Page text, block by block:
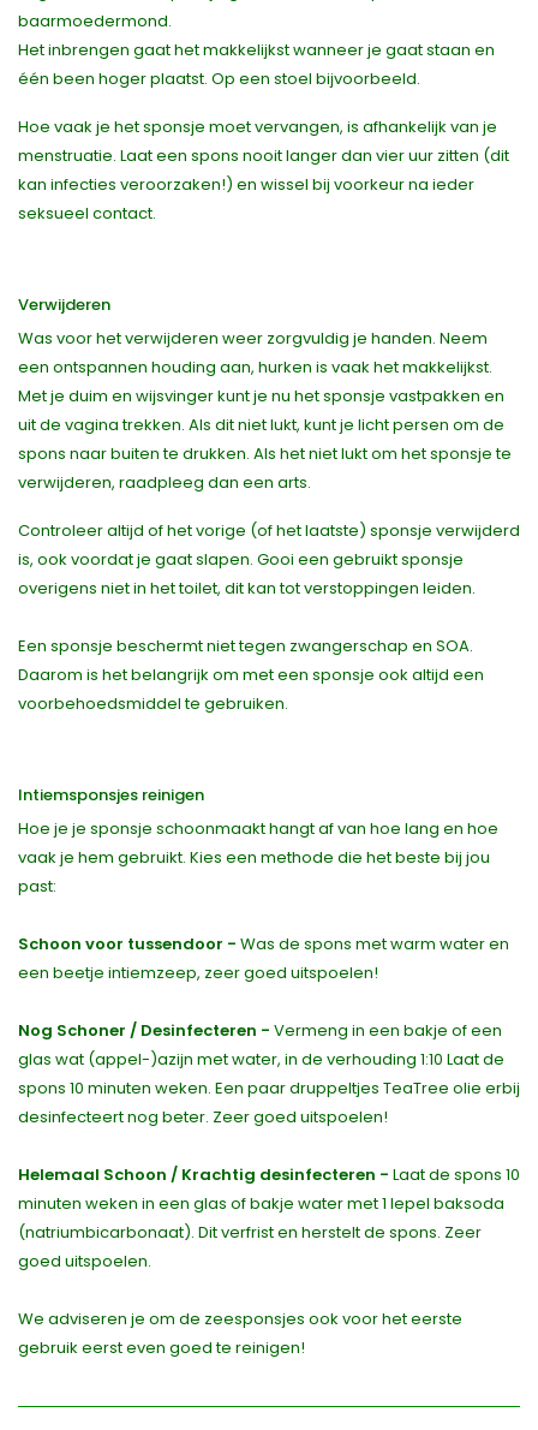
baarmoedermond.
Het inbrengen gaat het makkelijkst wanneer je gaat staan en
één been hoger plaatst. Op een stoel bijvoorbeeld.
Hoe vaak je het sponsje moet vervangen, is afhankelijk van je
menstruatie. Laat een spons nooit langer dan vier uur zitten (dit
kan infecties veroorzaken!) en wissel bij voorkeur na ieder
seksueel contact.
Verwijderen
Was voor het verwijderen weer zorgvuldig je handen. Neem
een ontspannen houding aan, hurken is vaak het makkelijkst.
Met je duim en wijsvinger kunt je nu het sponsje vastpakken en
uit de vagina trekken. Als dit niet lukt, kunt je licht persen om de
spons naar buiten te drukken. Als het niet lukt om het sponsje te
verwijderen, raadpleeg dan een arts.
Controleer altijd of het vorige (of het laatste) sponsje verwijderd
is, ook voordat je gaat slapen. Gooi een gebruikt sponsje
overigens niet in het toilet, dit kan tot verstoppingen leiden.
Een sponsje beschermt niet tegen zwangerschap en SOA.
Daarom is het belangrijk om met een sponsje ook altijd een
voorbehoedsmiddel te gebruiken.
Intiemsponsjes reinigen
Hoe je je sponsje schoonmaakt hangt af van hoe lang en hoe
vaak je hem gebruikt. Kies een methode die het beste bij jou
past:
Schoon voor tussendoor - Was de spons met warm water en
een beetje intiemzeep, zeer goed uitspoelen!
Nog Schoner / Desinfecteren - Vermeng in een bakje of een
glas wat (appel-)azijn met water, in de verhouding 1:10 Laat de
spons 10 minuten weken. Een paar druppeltjes TeaTree olie erbij
desinfecteert nog beter. Zeer goed uitspoelen!
Helemaal Schoon / Krachtig desinfecteren - Laat de spons 10
minuten weken in een glas of bakje water met 1 lepel baksoda
(natriumbicarbonaat). Dit verfrist en herstelt de spons. Zeer
goed uitspoelen.
We adviseren je om de zeesponsjes ook voor het eerste
gebruik eerst even goed te reinigen!